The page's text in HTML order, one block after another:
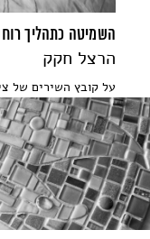
השמיטה כתהליך
הרצל חקק
על קובץ השירים של